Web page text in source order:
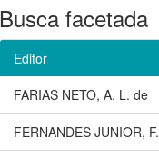
Busca facetada
Editor
FARIAS NETO, A. L. de
FERNANDES JUNIOR, F.